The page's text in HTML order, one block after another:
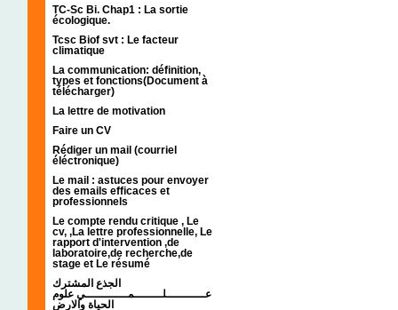
TC-Sc Bi. Chap1 : La sortie
écologique.
Tcsc Biof svt : Le facteur
climatique
La communication: définition,
types et fonctions(Document à
télécharger)
La lettre de motivation
Faire un CV
Rédiger un mail (courriel
éléctronique)
Le mail : astuces pour envoyer
des emails efficaces et
professionnels
Le compte rendu critique , Le
cv, ,La lettre professionnelle, Le
rapport d'intervention ,de
laboratoire,de recherche,de
stage et Le résumé
الجذع المشترك
عـــــــــــلــــــــمــــــــــــي علوم
الحياة والارض